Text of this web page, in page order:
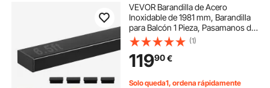
tiradores cocina acero inoxidable
parrilla plana de acero inoxidable de 81
cajonera cocina de acero inoxidable
VEVOR Barandilla de Acero
Inoxidable de 1981 mm, Barandilla
para Balcón 1 Pieza, Pasamanos de
Porche Robusto con Tapa,
Revestimiento Negro Mate para Kit
de Balaustre de Cable, Interior y
Exterior
(1)
11990€
Solo queda1, ordena rápidamente